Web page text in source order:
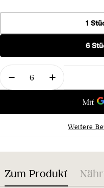
1
6
Menge
Menge für Sekt
Menge für
Weitere
Zum Produkt